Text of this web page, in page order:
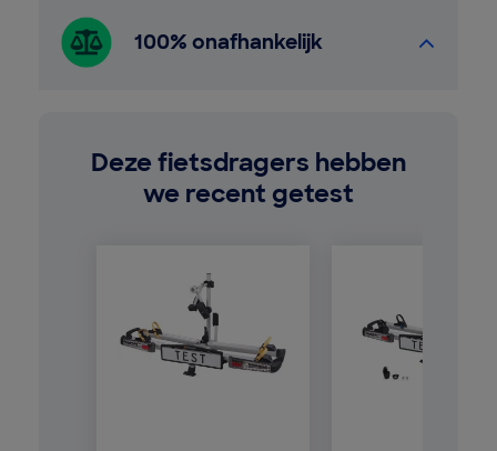
100% onafhankelijk
Deze fietsdragers hebben
we recent getest